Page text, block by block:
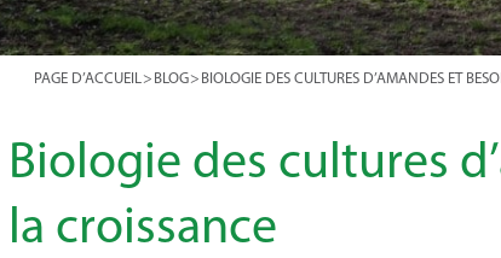
PAGE D’ACCUEIL> BLOG> BIOLOGIE DES CULTURES D’AMANDES ET
Biologie des cultures
la croissance